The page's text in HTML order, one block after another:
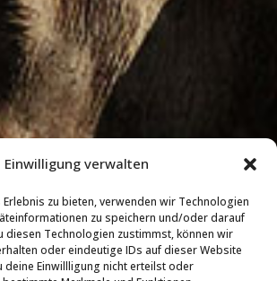
Einwilligung verwalten
zu bieten, verwenden wir Technologien
zu speichern und/oder darauf
diesen Technologien zustimmst, können wir
oder eindeutige IDs auf dieser Website
deine Einwillligung nicht erteilst oder